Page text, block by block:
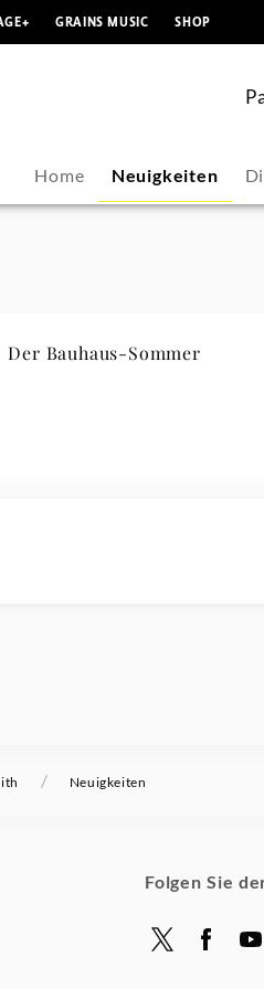
GRAINS MUSIC SHOP
Home Neuigkeiten
Der Bauhaus-Sommer
/ Neuigkeiten
Folgen Sie